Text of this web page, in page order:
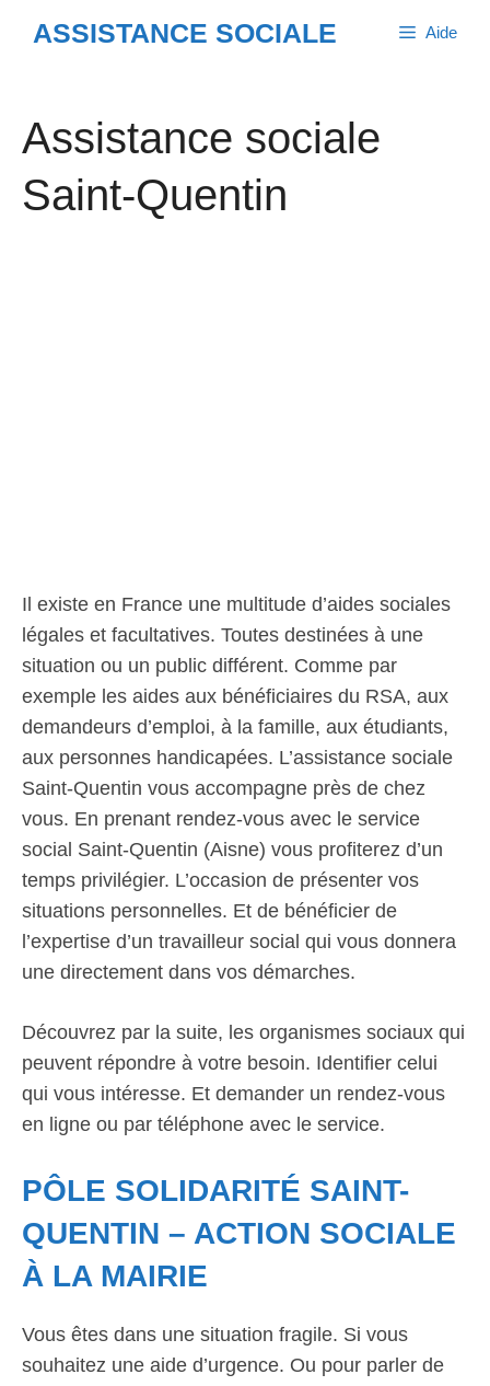
ASSISTANCE SOCIALE Aide
Assistance sociale
Saint-Quentin
Il existe en France une multitude d’aides sociales
légales et facultatives. Toutes destinées à une
situation ou un public différent. Comme par
exemple les aides aux bénéficiaires du RSA, aux
demandeurs d’emploi, à la famille, aux étudiants,
aux personnes handicapées. L’assistance sociale
Saint-Quentin vous accompagne près de chez
vous. En prenant rendez-vous avec le service
social Saint-Quentin (Aisne) vous profiterez d’un
temps privilégier. L’occasion de présenter vos
situations personnelles. Et de bénéficier de
l’expertise d’un travailleur social qui vous donnera
une directement dans vos démarches.
Découvrez par la suite, les organismes sociaux qui
peuvent répondre à votre besoin. Identifier celui
qui vous intéresse. Et demander un rendez-vous
en ligne ou par téléphone avec le service.
PÔLE SOLIDARITÉ SAINT-
QUENTIN – ACTION SOCIALE
À LA MAIRIE
Vous êtes dans une situation fragile. Si vous
souhaitez une aide d’urgence. Ou pour parler de